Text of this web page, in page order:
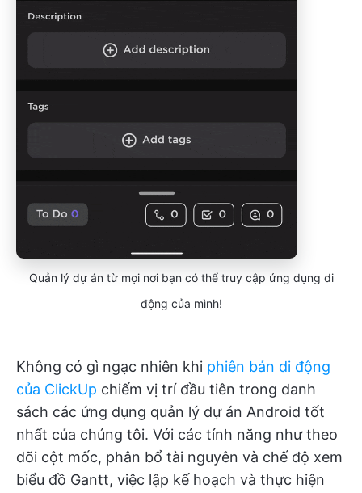
Quản lý dự án từ mọi nơi bạn có thể truy cập ứng dụng di
động của mình!
Không có gì ngạc nhiên khi phiên bản di động
của ClickUp chiếm vị trí đầu tiên trong danh
sách các ứng dụng quản lý dự án Android tốt
nhất của chúng tôi. Với các tính năng như theo
dõi cột mốc, phân bổ tài nguyên và chế độ xem
biểu đồ Gantt, việc lập kế hoạch và thực hiện